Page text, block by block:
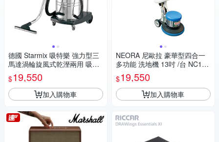
德國 Starmix 吸特樂 強力型三
馬達渦輪旋風式乾溼兩用 吸塵
器 /台 GS-3078
$19,550
加入購物車
NEORA 尼歐拉 豪華型四合一
多功能 洗地機 13吋 /台 NC175
-13
$19,550
加入購物車